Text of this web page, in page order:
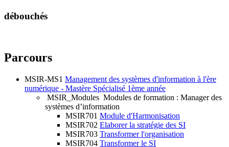
débouchés
Parcours
MSIR-MS1 Management des systèmes d'information à l'ère
numérique - Mastère Spécialisé 1ème année
MSIR_Modules Modules de formation : Manager des
systèmes d’information
MSIR701 Module d'Harmonisation
MSIR702 Elaborer la stratégie des SI
MSIR703 Transformer l'organisation
MSIR704 Transformer le SI